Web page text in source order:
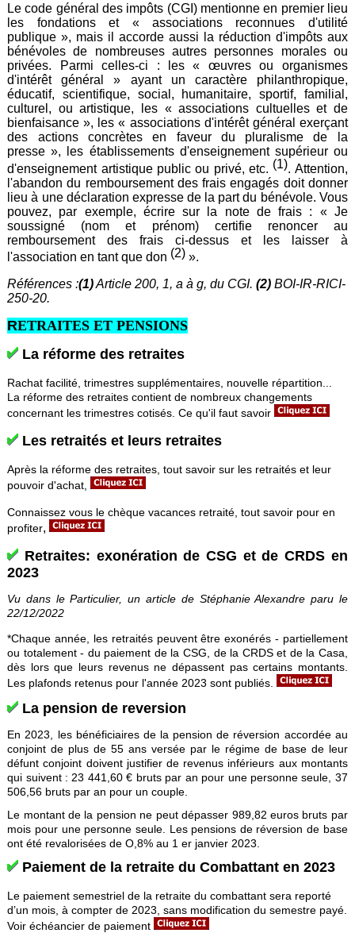
Le code général des impôts (CGI) mentionne en premier lieu
les fondations et « associations reconnues d'utilité
publique », mais il accorde aussi la réduction d'impôts aux
bénévoles de nombreuses autres personnes morales ou
privées. Parmi celles-ci : les « œuvres ou organismes
d'intérêt général » ayant un caractère philanthropique,
éducatif, scientifique, social, humanitaire, sportif, familial,
culturel, ou artistique, les « associations cultuelles et de
bienfaisance », les « associations d'intérêt général exerçant
des actions concrètes en faveur du pluralisme de la
presse », les établissements d'enseignement supérieur ou
d'enseignement artistique public ou privé, etc. (1). Attention,
l'abandon du remboursement des frais engagés doit donner
lieu à une déclaration expresse de la part du bénévole. Vous
pouvez, par exemple, écrire sur la note de frais : « Je
soussigné (nom et prénom) certifie renoncer au
remboursement des frais ci-dessus et les laisser à
l'association en tant que don (2) ».
Références :(1)Article 200, 1, a à g, du CGI.(2) BOI-IR-RICI-
250-20.
RETRAITES ET PENSIONS
La réforme des retraites
Rachat facilité, trimestres supplémentaires, nouvelle répartition...
La réforme des retraites contient de nombreux changements
concernant les trimestres cotisés.Ce qu'il faut savoir
Les retraités et leurs retraites
Après la réforme des retraites, tout savoir sur les retraités et leur
pouvoir d'achat,
Connaissez vous le chèque vacances retraité, tout savoir pour en
profiter,
Retraites: exonération de CSG et de CRDS en
2023
Vu dans le Particulier, un article de Stéphanie Alexandre paru le
22/12/2022
*Chaqueannée, les retraités peuvent être exonérés - partiellement
ou totalement- du paiement de la CSG, de la CRDSet de la Casa,
dès lors que leurs revenus ne dépassent pas certains montants.
Les plafonds retenus pour l'année 2023sont publiés.
La pension de reversion
En 2023, les bénéficiaires de la pension de réversion accordée au
conjoint de plus de 55 ans versée par le régime de base de leur
défunt conjoint doivent justifier de revenus inférieurs aux montants
qui suivent : 23 441,60 € bruts par an pour une personne seule, 37
506,56 bruts par an pour un couple.
Le montant de la pension ne peut dépasser 989,82 euros bruts par
mois pour une personne seule. Les pensions de réversion de base
ont été revalorisées de O,8% au 1 er janvier 2023.
Paiement de la retraite du Combattant en 2023
Le paiement semestriel de la retraite du combattant sera reporté
d’un mois, à compter de 2023, sans modification du semestre payé.
Voir échéancier de paiement